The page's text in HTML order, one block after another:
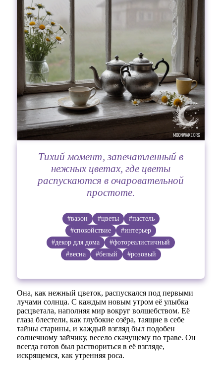
Тихий момент, запечатленный в
нежных цветах, где цветы
распускаются в очаровательной
простоте.
#вазон #цветы
#пастель
#спокойствие
#интерьер
#декор для дома
#фотореалистичный
#весна
#белый #розовый
Она, как нежный цветок, распускался под первыми
лучами солнца. С каждым новым утром её улыбка
расцветала, наполняя мир вокруг волшебством. Её
глаза блестели, как глубокие озёра, таящие в себе
тайны старины, и каждый взгляд был подобен
солнечному зайчику, весело скачущему по траве. Он
всегда готов был раствориться в её взгляде,
искрящемся, как утренняя роса.